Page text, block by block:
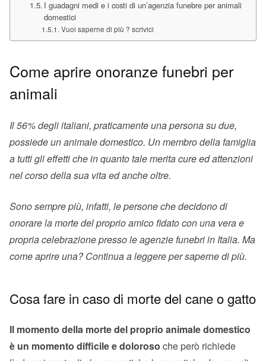
I guadagni medi e i costi di un’agenzia funebre per animali
domestici
Vuoi saperne di più ? scrivici
Come aprire onoranze funebri per
animali
Il 56% degli italiani, praticamente una persona su due,
possiede un animale domestico. Un membro della famiglia
a tutti gli effetti che in quanto tale merita cure ed attenzioni
nel corso della sua vita ed anche oltre.
Sono sempre più, infatti, le persone che decidono di
onorare la morte del proprio amico fidato con una vera e
propria celebrazione presso le agenzie funebri in Italia. Ma
come aprire una? Continua a leggere per saperne di più.
Cosa fare in caso di morte del cane o gatto
Il momento della morte del proprio animale domestico
è un momento difficile e doloroso che però richiede